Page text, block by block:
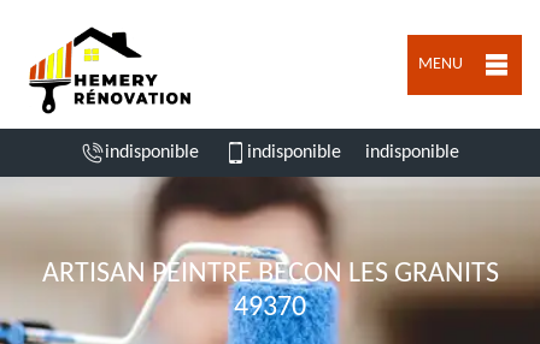
MENU
indisponible indisponible indisponible
ARTISAN PEINTRE BECON LES GRANITS
49370